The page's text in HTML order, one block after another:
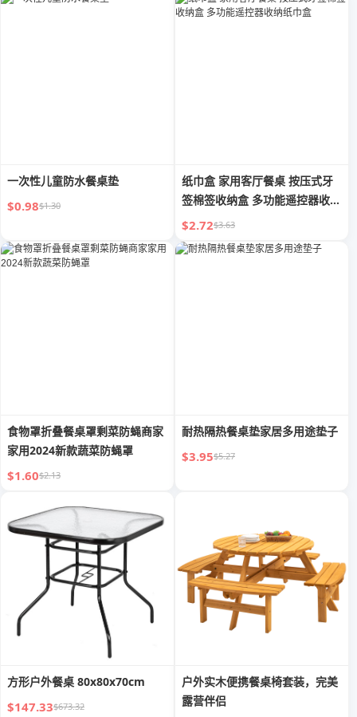
一次性儿童防水餐桌垫
$0.98$1.30
纸巾盒 家用客厅餐桌 按压式牙
签棉签收纳盒 多功能遥控器收纳
纸巾盒
$2.72$3.63
食物罩折叠餐桌罩剩菜防蝇商家
家用2024新款蔬菜防蝇罩
$1.60$2.13
耐热隔热餐桌垫家居多用途垫子
$3.95$5.27
方形户外餐桌 80x80x70cm
$147.33$673.32
户外实木便携餐桌椅套装，完美
露营伴侣